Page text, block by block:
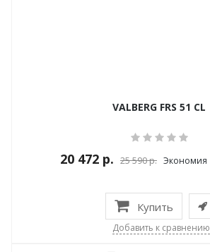
VALBERG FRS 51 CL
20 472 р. 25 590 р. Экономия
Купить
Добавить к сравнению